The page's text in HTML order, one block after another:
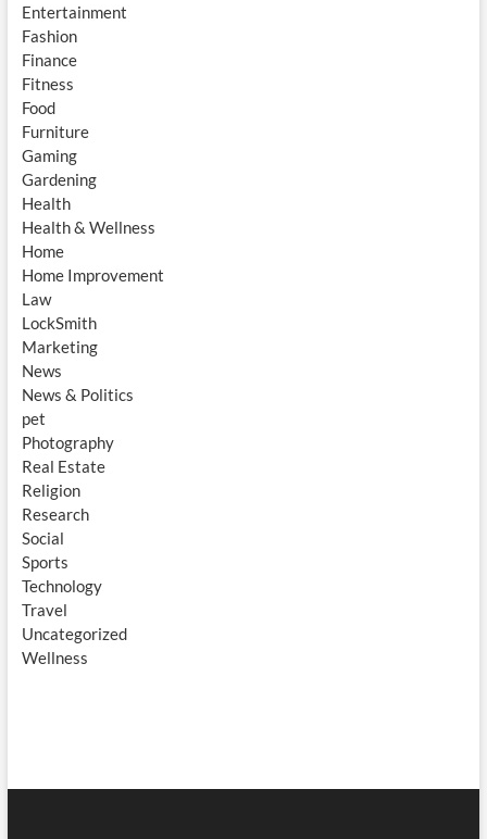
Entertainment
Fashion
Finance
Fitness
Food
Furniture
Gaming
Gardening
Health
Health & Wellness
Home
Home Improvement
Law
LockSmith
Marketing
News
News & Politics
pet
Photography
Real Estate
Religion
Research
Social
Sports
Technology
Travel
Uncategorized
Wellness